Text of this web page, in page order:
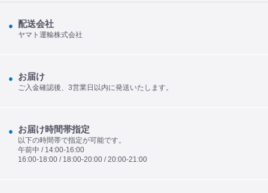
配送会社
ヤマト運輸株式会社
お届け
ご入金確認後、3営業日以内に発送いたします。
お届け時間帯指定
以下の時間帯で指定が可能です。
午前中 / 14:00-16:00
16:00-18:00 / 18:00-20:00 / 20:00-21:00